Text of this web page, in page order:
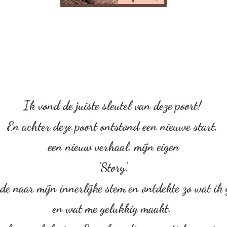
Ik vond de juiste sleutel van deze poort!
En achter deze poort ontstond een nieuwe start,
een nieuw verhaal, mijn eigen
‘Story’.
naar mijn innerlijke stem en ontdekte zo wat ik
en wat me gelukkig maakt.